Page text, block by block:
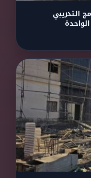
التدريبي